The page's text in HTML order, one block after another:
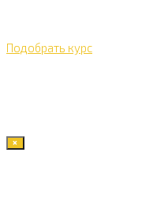
Подобрать курс
×